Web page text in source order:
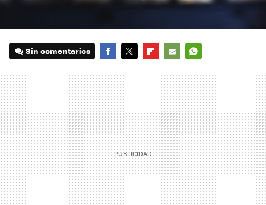
Sin comentarios
MAIL